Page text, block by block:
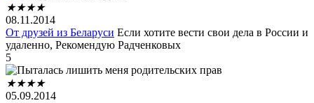
★★★★
08.11.2014
От друзей из Беларуси Если хотите вести свои дела в России и
удаленно, Рекомендую Радченковых
5
★★★★
05.09.2014